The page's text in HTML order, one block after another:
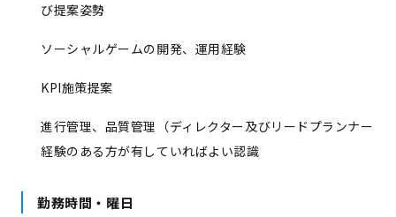
び提案姿勢
ソーシャルゲームの開発、運用経験
KPI施策提案
進行管理、品質管理（ディレクター及びリードプランナー
経験のある方が有していればよい認識
勤務時間・曜日